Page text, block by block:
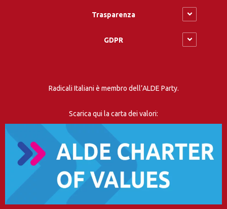
Trasparenza
GDPR
Radicali Italiani è membro dell’ALDE Party.
Scarica qui la carta dei valori: